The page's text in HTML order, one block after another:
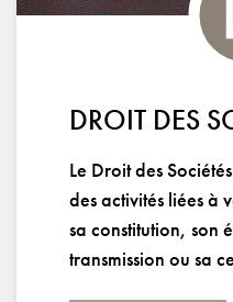
DROIT DES
Le Droit des
des activités liées à
sa constitution, son
transmission ou sa